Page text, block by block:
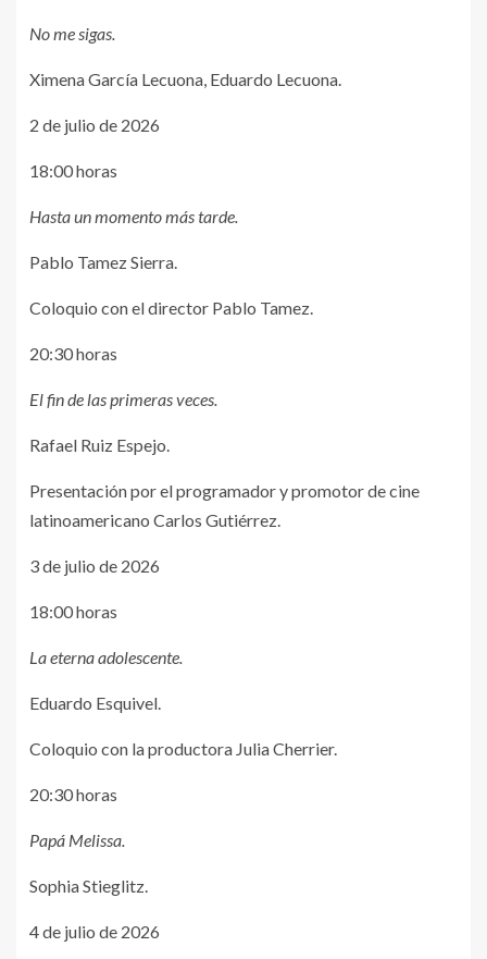
No me sigas.
Ximena García Lecuona, Eduardo Lecuona.
2 de julio de 2026
18:00 horas
Hasta un momento más tarde.
Pablo Tamez Sierra.
Coloquio con el director Pablo Tamez.
20:30 horas
El fin de las primeras veces.
Rafael Ruiz Espejo.
Presentación por el programador y promotor de cine
latinoamericano Carlos Gutiérrez.
3 de julio de 2026
18:00 horas
La eterna adolescente.
Eduardo Esquivel.
Coloquio con la productora Julia Cherrier.
20:30 horas
Papá Melissa.
Sophia Stieglitz.
4 de julio de 2026